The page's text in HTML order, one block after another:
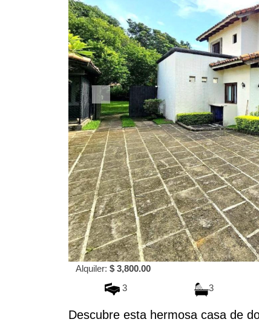
Alquiler: $ 3,800.00
3
3
Descubre esta hermosa casa de